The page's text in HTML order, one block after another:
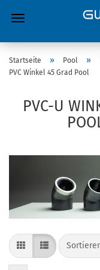
Startseite » Pool »
PVC Winkel 45 Grad Pool
PVC-U